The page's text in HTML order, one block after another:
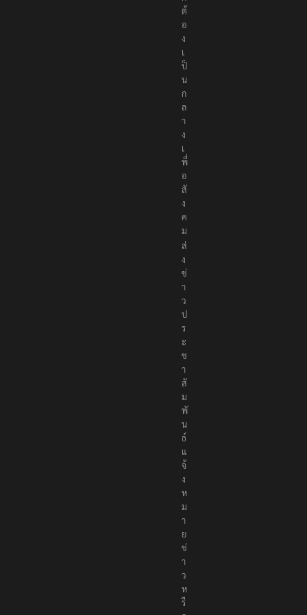
ต้
อ
ง
เ
ป็
น
ก
ล
า
ง
เ
พื่
อ
สั
ง
ค
ม
ส่
ง
ข่
า
ว
ป
ร
ะ
ช
า
สั
ม
พั
น
ธ์
แ
จ้
ง
ห
ม
า
ย
ข่
า
ว
ห
รื